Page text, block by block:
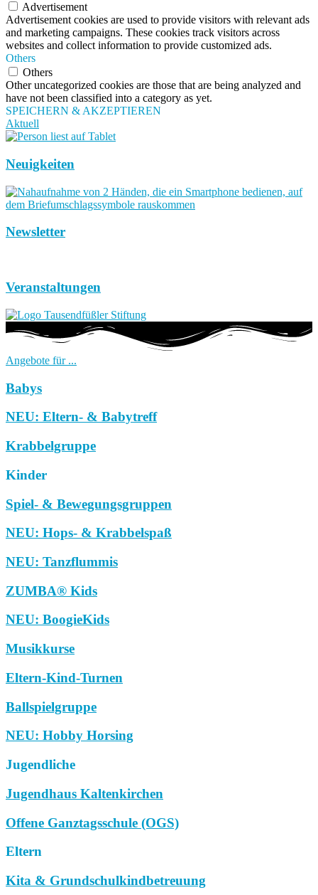
Advertisement
Advertisement cookies are used to provide visitors with relevant ads
and marketing campaigns. These cookies track visitors across
websites and collect information to provide customized ads.
Others
Others
Other uncategorized cookies are those that are being analyzed and
have not been classified into a category as yet.
SPEICHERN & AKZEPTIEREN
Aktuell
Neuigkeiten
Newsletter
Veranstaltungen
Angebote für ...
Babys
NEU: Eltern- & Babytreff
Krabbelgruppe
Kinder
Spiel- & Bewegungsgruppen
NEU: Hops- & Krabbelspaß
NEU: Tanzflummis
ZUMBA® Kids
NEU: BoogieKids
Musikkurse
Eltern-Kind-Turnen
Ballspielgruppe
NEU: Hobby Horsing
Jugendliche
Jugendhaus Kaltenkirchen
Offene Ganztagsschule (OGS)
Eltern
Kita & Grundschulkindbetreuung